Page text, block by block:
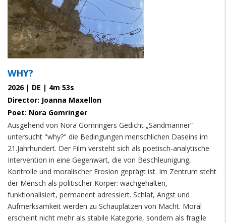
WHY?
2026 | DE | 4m 53s
Director: Joanna Maxellon
Poet: Nora Gomringer
Ausgehend von Nora Gomringers Gedicht „Sandmänner“
untersucht "why?" die Bedingungen menschlichen Daseins im
21.Jahrhundert. Der Film versteht sich als poetisch-analytische
Intervention in eine Gegenwart, die von Beschleunigung,
Kontrolle und moralischer Erosion geprägt ist. Im Zentrum steht
der Mensch als politischer Körper: wachgehalten,
funktionalisiert, permanent adressiert. Schlaf, Angst und
Aufmerksamkeit werden zu Schauplätzen von Macht. Moral
erscheint nicht mehr als stabile Kategorie, sondern als fragile